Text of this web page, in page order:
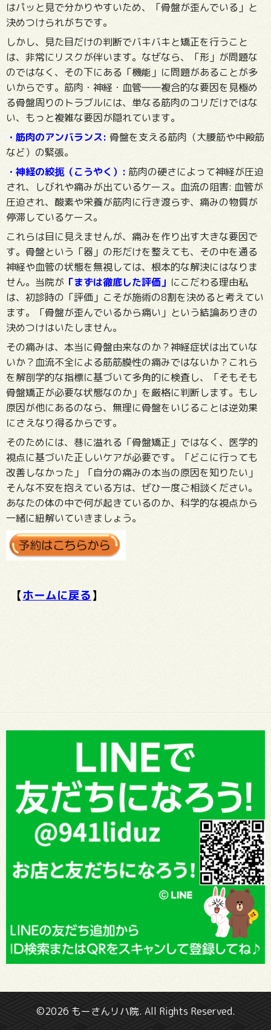
はパッと見で分かりやすいため、「骨盤が歪んでいる」と
決めつけられがちです。
しかし、見た目だけの判断でバキバキと矯正を行うこと
は、非常にリスクが伴います。なぜなら、「形」が問題な
のではなく、その下にある「機能」に問題があることが多
いからです。筋肉・神経・血管――複合的な要因を見極め
る骨盤周りのトラブルには、単なる筋肉のコリだけではな
い、もっと複雑な要因が隠れています。
・筋肉のアンバランス: 骨盤を支える筋肉（大腰筋や中殿筋
など）の緊張。
・神経の絞扼（こうやく）: 筋肉の硬さによって神経が圧迫
され、しびれや痛みが出ているケース。血流の阻害: 血管が
圧迫され、酸素や栄養が筋肉に行き渡らず、痛みの物質が
停滞しているケース。
これらは目に見えませんが、痛みを作り出す大きな要因で
す。骨盤という「器」の形だけを整えても、その中を通る
神経や血管の状態を無視しては、根本的な解決にはなりま
せん。 当院が 「まずは徹底した評価」 にこだわる理由私
は、初診時の「評価」こそが施術の8割を決めると考えてい
ます。「骨盤が歪んでいるから痛い」という結論ありきの
決めつけはいたしません。
その痛みは、本当に骨盤由来なのか？神経症状は出ていな
いか？血流不全による筋筋膜性の痛みではないか？これら
を解剖学的な指標に基づいて多角的に検査し、「そもそも
骨盤矯正が必要な状態なのか」を厳格に判断します。もし
原因が他にあるのなら、無理に骨盤をいじることは逆効果
にさえなり得るからです。
そのためには、巷に溢れる「骨盤矯正」ではなく、医学的
視点に基づいた正しいケアが必要です。「どこに行っても
改善しなかった」「自分の痛みの本当の原因を知りたい」
そんな不安を抱えている方は、ぜひ一度ご相談ください。
あなたの体の中で何が起きているのか、科学的な視点から
一緒に紐解いていきましょう。
【ホームに戻る】
©2026 もーさんリハ院. All Rights Reserved.